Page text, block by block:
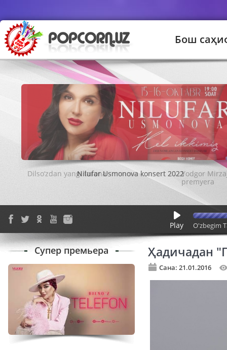
Бош
Nilufar Usmonova konsert 2022
Play O'zbegim
Ҳадичадан
Сана: 21.01.2016
Супер премьера